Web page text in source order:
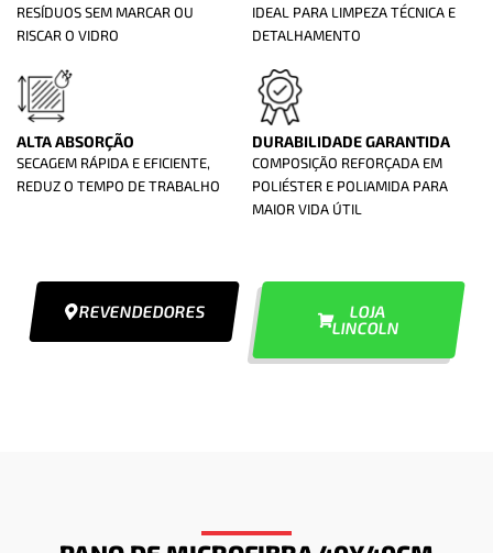
RESÍDUOS SEM MARCAR OU
RISCAR O VIDRO
IDEAL PARA LIMPEZA TÉCNICA E
DETALHAMENTO
ALTA ABSORÇÃO
SECAGEM RÁPIDA E EFICIENTE,
REDUZ O TEMPO DE TRABALHO
DURABILIDADE GARANTIDA
COMPOSIÇÃO REFORÇADA EM
POLIÉSTER E POLIAMIDA PARA
MAIOR VIDA ÚTIL
REVENDEDORES
LOJA
LINCOLN